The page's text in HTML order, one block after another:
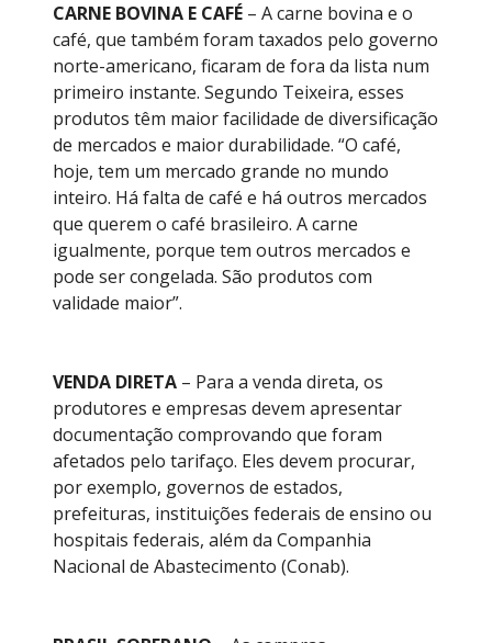
CARNE BOVINA E CAFÉ – A carne bovina e o
café, que também foram taxados pelo governo
norte-americano, ficaram de fora da lista num
primeiro instante. Segundo Teixeira, esses
produtos têm maior facilidade de diversificação
de mercados e maior durabilidade. “O café,
hoje, tem um mercado grande no mundo
inteiro. Há falta de café e há outros mercados
que querem o café brasileiro. A carne
igualmente, porque tem outros mercados e
pode ser congelada. São produtos com
validade maior”.
VENDA DIRETA – Para a venda direta, os
produtores e empresas devem apresentar
documentação comprovando que foram
afetados pelo tarifaço. Eles devem procurar,
por exemplo, governos de estados,
prefeituras, instituições federais de ensino ou
hospitais federais, além da Companhia
Nacional de Abastecimento (Conab).